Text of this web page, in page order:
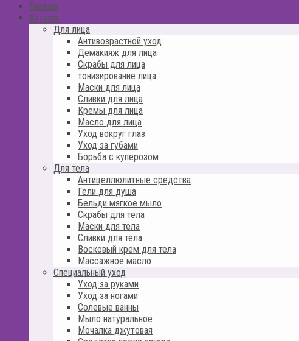
Главная
Каталог
Для лица
Антивозрастной уход
Демакияж для лица
Скрабы для лица
тонизирование лица
Маски для лица
Сливки для лица
Кремы для лица
Масло для лица
Уход вокруг глаз
Уход за губами
Борьба с куперозом
Для тела
Антицеллюлитные средства
Гели для душа
Бельди мягкое мыло
Скрабы для тела
Маски для тела
Сливки для тела
Восковый крем для тела
Массажное масло
Специальный уход
Уход за руками
Уход за ногами
Солевые ванны
Мыло натуральное
Мочалка джутовая